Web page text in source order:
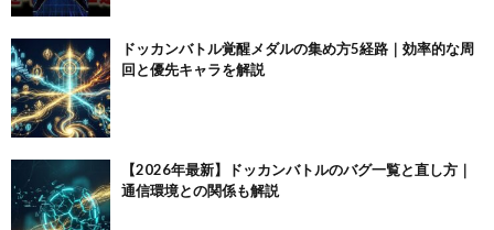
ドッカンバトル覚醒メダルの集め方5経路｜効率的な周
回と優先キャラを解説
【2026年最新】ドッカンバトルのバグ一覧と直し方｜
通信環境との関係も解説